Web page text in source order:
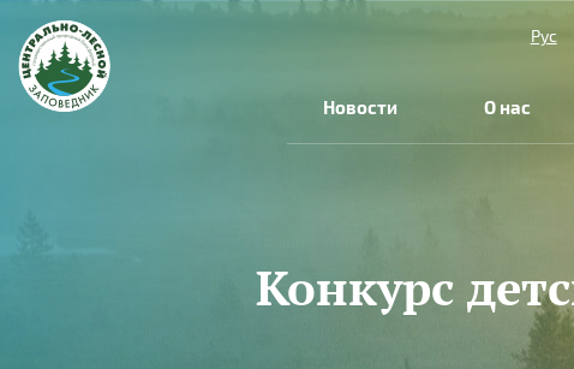
Рус
Новости О нас
Конкурс